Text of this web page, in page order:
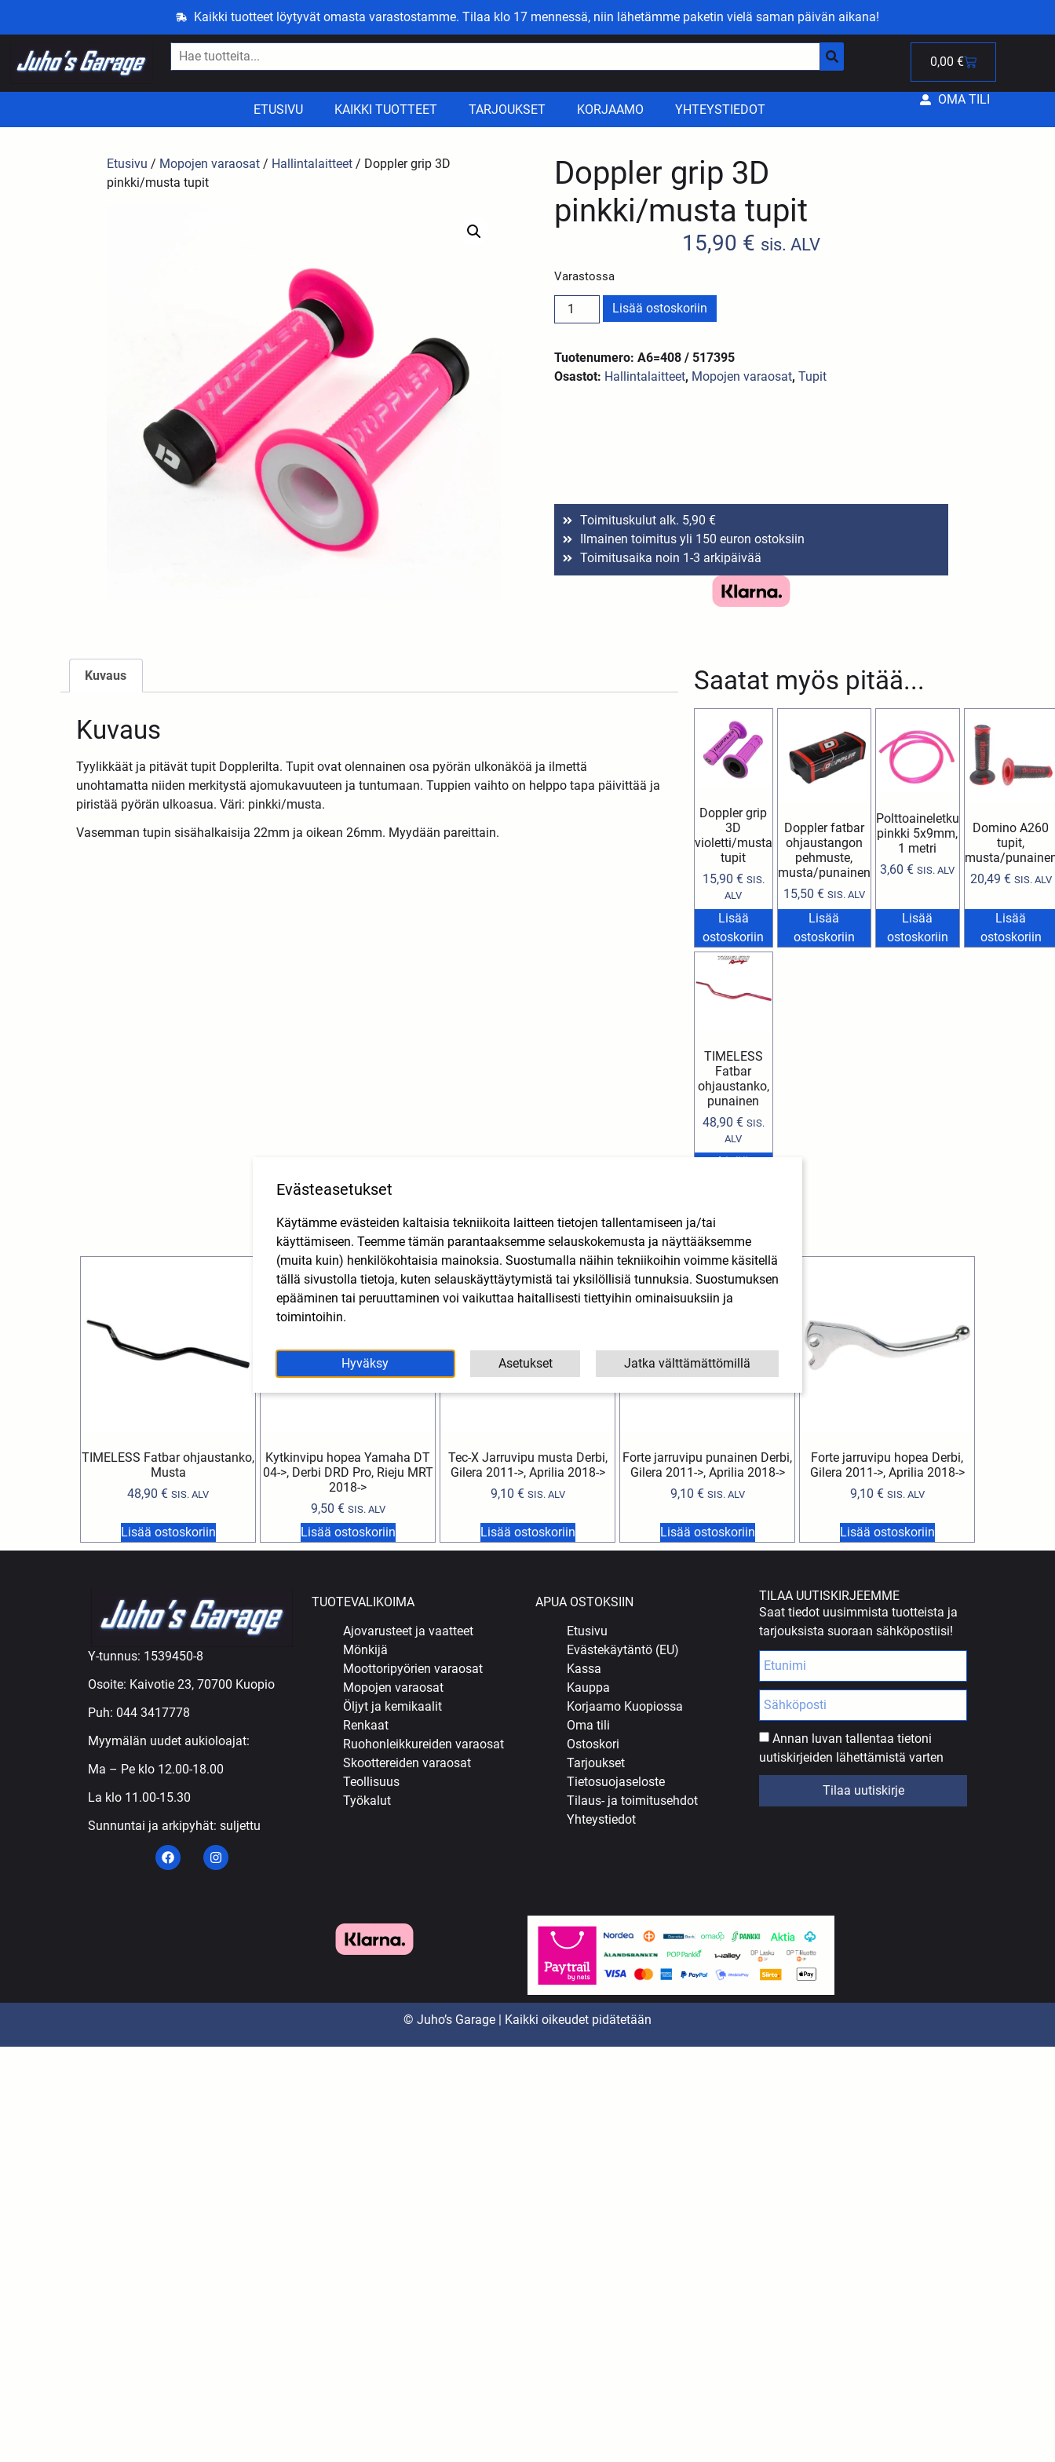
Kaikki tuotteet löytyvät omasta varastostamme. Tilaa klo 17 mennessä, niin lähetämme paketin vielä saman päivän aikana!
0,00 €
ETUSIVU KAIKKI TUOTTEET TARJOUKSET KORJAAMO YHTEYSTIEDOT
OMA TILI
Etusivu / Mopojen varaosat / Hallintalaitteet / Doppler grip 3D
pinkki/musta tupit
Doppler grip 3D
pinkki/musta tupit
15,90 € sis. ALV
Varastossa
Lisää ostoskoriin
Tuotenumero: A6=408 / 517395
Osastot: Hallintalaitteet, Mopojen varaosat,Tupit
Toimituskulut alk. 5,90 €
Ilmainen toimitus yli 150 euron ostoksiin
Toimitusaika noin 1-3 arkipäivää
Saatat myös pitää...
Doppler grip
3D
violetti/musta
tupit
15,90 € SIS.
ALV
Lisää
ostoskoriin
Doppler fatbar
ohjaustangon
pehmuste,
musta/punainen
15,50 € SIS. ALV
Lisää
ostoskoriin
Polttoaineletku
pinkki 5x9mm,
1 metri
3,60€ SIS. ALV
Lisää
ostoskoriin
Domino A260
tupit,
musta/
20,49 € SIS. ALV
Lisää
ostoskoriin
TIMELESS
Fatbar
ohjaustanko,
punainen
48,90 € SIS.
ALV
Lisää
Kuvaus
Kuvaus
Tyylikkäät ja pitävät tupit Dopplerilta. Tupit ovat olennainen osa pyörän ulkonäköä ja ilmettä
unohtamatta niiden merkitystä ajomukavuuteen ja tuntumaan. Tuppien vaihto on helppo tapa päivittää ja
piristää pyörän ulkoasua. Väri: pinkki/musta.
Vasemman tupin sisähalkaisija 22mm ja oikean 26mm. Myydään pareittain.
Tutustu myös
TIMELESS Fatbar ohjaustanko,
Musta
48,90 € SIS. ALV
Lisää ostoskoriin
Kytkinvipu hopea Yamaha DT
04->, Derbi DRD Pro, Rieju MRT
2018->
9,50 € SIS. ALV
Lisää ostoskoriin
Tec-X Jarruvipu musta Derbi,
Gilera 2011->, Aprilia 2018->
9,10 € SIS. ALV
Lisää ostoskoriin
Forte jarruvipu punainen Derbi,
Gilera 2011->, Aprilia 2018->
9,10 € SIS. ALV
Lisää ostoskoriin
Forte jarruvipu hopea Derbi,
Gilera 2011->, Aprilia 2018->
9,10 € SIS. ALV
Lisää ostoskoriin
Y-tunnus: 1539450-8
Osoite: Kaivotie 23, 70700 Kuopio
Puh: 044 3417778
Myymälän uudet aukioloajat:
Ma – Pe klo 12.00-18.00
La klo 11.00-15.30
Sunnuntai ja arkipyhät: suljettu
TUOTEVALIKOIMA
Ajovarusteet ja vaatteet
Mönkijä
Moottoripyörien varaosat
Mopojen varaosat
Öljyt ja kemikaalit
Renkaat
Ruohonleikkureiden varaosat
Skoottereiden varaosat
Teollisuus
Työkalut
APUA OSTOKSIIN
Etusivu
Evästekäytäntö (EU)
Kassa
Kauppa
Korjaamo Kuopiossa
Oma tili
Ostoskori
Tarjoukset
Tietosuojaseloste
Tilaus- ja toimitusehdot
Yhteystiedot
TILAA UUTISKIRJEEMME
Saat tiedot uusimmista tuotteista ja
tarjouksista suoraan sähköpostiisi!
Annan luvan tallentaa tietoni
uutiskirjeiden lähettämistä varten
Tilaa uutiskirje
© Juho’s Garage | Kaikki oikeudet pidätetään
Evästeasetukset
Käytämme evästeiden kaltaisia tekniikoita laitteen tietojen tallentamiseen ja/tai
käyttämiseen. Teemme tämän parantaaksemme selauskokemusta ja näyttääksemme
(muita kuin) henkilökohtaisia mainoksia. Suostumalla näihin tekniikoihin voimme käsitellä
tällä sivustolla tietoja, kuten selauskäyttäytymistä tai yksilöllisiä tunnuksia. Suostumuksen
epääminen tai peruuttaminen voi vaikuttaa haitallisesti tiettyihin ominaisuuksiin ja
toimintoihin.
Hyväksy Asetukset Jatka välttämättömillä